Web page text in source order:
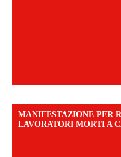
MANIFESTAZIONE PER
LAVORATORI MORTI A